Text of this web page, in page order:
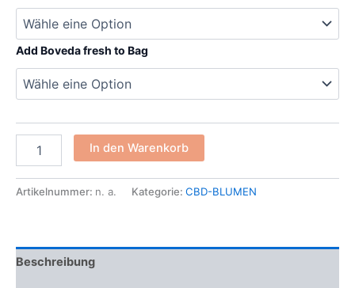
Add Boveda fresh to Bag
In den Warenkorb
Artikelnummer: n. a. Kategorie: CBD-BLUMEN
Beschreibung